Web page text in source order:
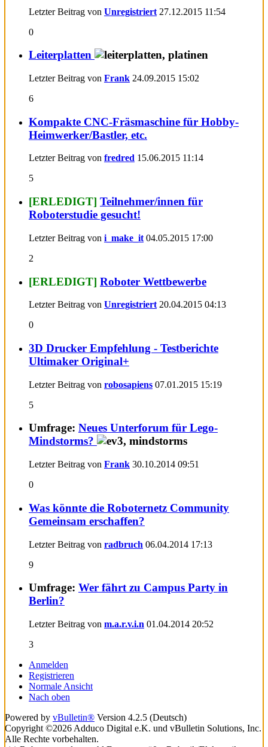
Letzter Beitrag von Unregistriert 27.12.2015 11:54
0
Leiterplatten
Letzter Beitrag von Frank 24.09.2015 15:02
6
Kompakte CNC-Fräsmaschine für Hobby-
Heimwerker/Bastler, etc.
Letzter Beitrag von fredred 15.06.2015 11:14
5
[ERLEDIGT] Teilnehmer/innen für
Roboterstudie gesucht!
Letzter Beitrag von i_make_it 04.05.2015 17:00
2
[ERLEDIGT] Roboter Wettbewerbe
Letzter Beitrag von Unregistriert 20.04.2015 04:13
0
3D Drucker Empfehlung - Testberichte
Ultimaker Original+
Letzter Beitrag von robosapiens 07.01.2015 15:19
5
Umfrage: Neues Unterforum für Lego-
Mindstorms?
Letzter Beitrag von Frank 30.10.2014 09:51
0
Was könnte die Roboternetz Community
Gemeinsam erschaffen?
Letzter Beitrag von radbruch 06.04.2014 17:13
9
Umfrage: Wer fährt zu Campus Party in
Berlin?
Letzter Beitrag von m.a.r.v.i.n 01.04.2014 20:52
3
Anmelden
Registrieren
Normale Ansicht
Nach oben
Powered by vBulletin® Version 4.2.5 (Deutsch)
Copyright ©2026 Adduco Digital e.K. und vBulletin Solutions, Inc.
Alle Rechte vorbehalten.